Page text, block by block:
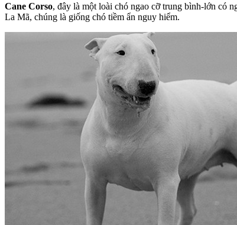
Cane Corso, đây là một loài chó ngao cỡ trung bình-lớn có
La Mã, chúng là giống chó tiềm ẩn nguy hiểm.